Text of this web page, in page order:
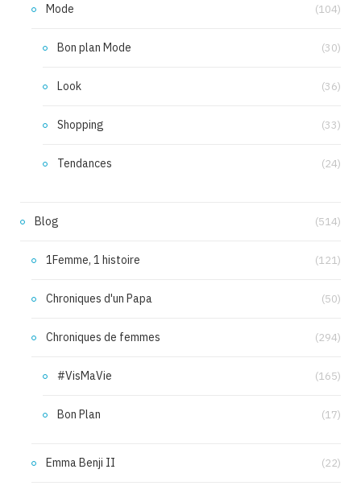
Mode (104)
Bon plan Mode (30)
Look (36)
Shopping (33)
Tendances (24)
Blog (514)
1Femme, 1 histoire (121)
Chroniques d'un Papa (50)
Chroniques de femmes (294)
#VisMaVie (165)
Bon Plan (17)
Emma Benji II (22)